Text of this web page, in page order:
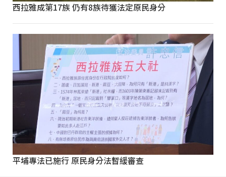
西拉雅成第17族 仍有8族待獲法定原民身分
平埔專法已施行 原民身分法暫緩審查